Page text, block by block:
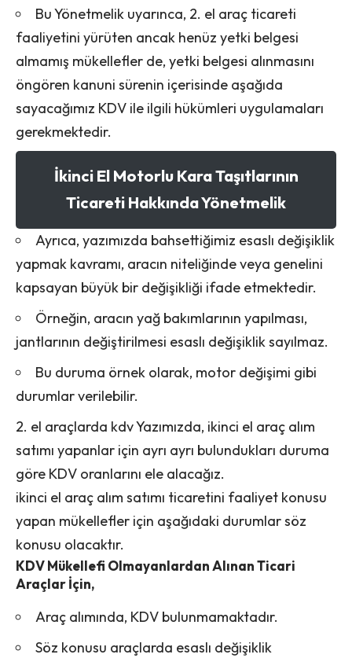
Bu Yönetmelik uyarınca, 2. el araç ticareti
faaliyetini yürüten ancak henüz yetki belgesi
almamış mükellefler de, yetki belgesi alınmasını
öngören kanuni sürenin içerisinde aşağıda
sayacağımız KDV ile ilgili hükümleri uygulamaları
gerekmektedir.
İkinci El Motorlu Kara Taşıtlarının
Ticareti Hakkında Yönetmelik
Ayrıca, yazımızda bahsettiğimiz esaslı değişiklik
yapmak kavramı, aracın niteliğinde veya genelini
kapsayan büyük bir değişikliği ifade etmektedir.
Örneğin, aracın yağ bakımlarının yapılması,
jantlarının değiştirilmesi esaslı değişiklik sayılmaz.
Bu duruma örnek olarak, motor değişimi gibi
durumlar verilebilir.
2. el araçlarda kdv Yazımızda, ikinci el araç alım
satımı yapanlar için ayrı ayrı bulundukları duruma
göre KDV oranlarını ele alacağız.
ikinci el araç alım satımı ticaretini faaliyet konusu
yapan mükellefler için aşağıdaki durumlar söz
konusu olacaktır.
KDV Mükellefi Olmayanlardan Alınan Ticari
Araçlar İçin,
Araç alımında, KDV bulunmamaktadır.
Söz konusu araçlarda esaslı değişiklik